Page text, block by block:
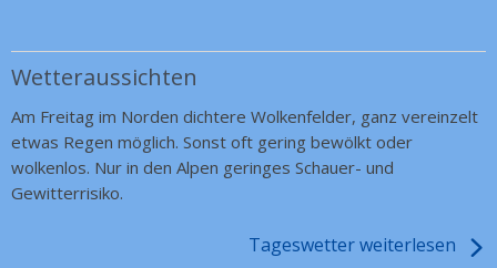
Wetteraussichten
Am Freitag im Norden dichtere Wolkenfelder, ganz vereinzelt
etwas Regen möglich. Sonst oft gering bewölkt oder
wolkenlos. Nur in den Alpen geringes Schauer- und
Gewitterrisiko.
Tageswetter weiterlesen